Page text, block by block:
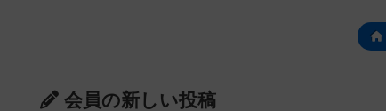
会員の新しい投稿